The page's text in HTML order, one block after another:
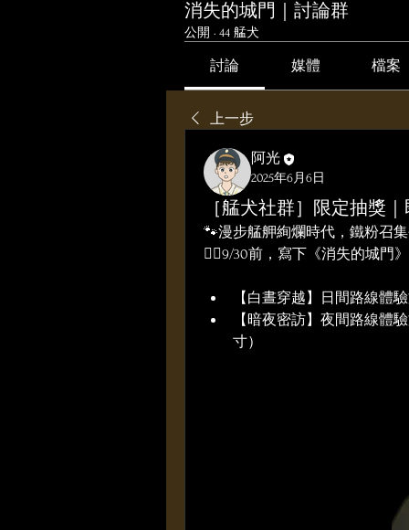
消失的城門｜討論群
公開 · 44 艋犬
討論 媒體 檔案
上一步
阿光
2025年6月6日
［艋犬社群］限定抽獎
🐾漫步艋舺絢爛時代，鐵粉召
🏃‍♂️9/30前，寫下《消失的城門
【白晝穿越】日間路線體
【暗夜密訪】夜間路線體
寸）